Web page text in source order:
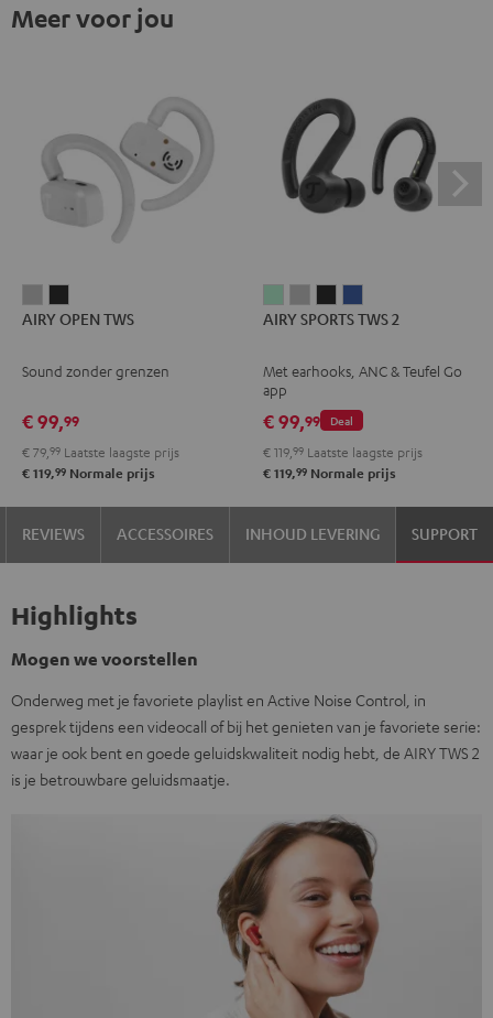
Meer voor jou
OPEN
Moon
OPEN
Night
AIRY OPEN TWS
Sound zonder grenzen
€ 99,99
€ 79, 99 Laatste laagste prijs
€ 119,99 Normale prijs
SPORTS
2
Misty
Green
SPORTS
2
gray
SPORTS
2
black
SPORTS
2
blue
AIRY SPORTS TWS 2
Met earhooks, ANC & Teufel Go
app
Deal
€ 99,99
€ 119, 99 Laatste laagste prijs
€ 119,99 Normale prijs
REVIEWS ACCESSOIRES INHOUD LEVERING SUPPORT
Highlights
Mogen we voorstellen
Onderweg met je favoriete playlist en Active Noise Control, in
gesprek tijdens een videocall of bij het genieten van je favoriete serie:
waar je ook bent en goede geluidskwaliteit nodig hebt, de AIRY TWS 2
is je betrouwbare geluidsmaatje.